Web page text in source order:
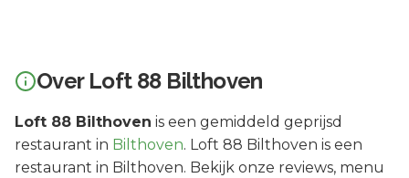
Over Loft 88 Bilthoven
Loft 88 Bilthoven is een gemiddeld geprijsd
restaurant in Bilthoven. Loft 88 Bilthoven is een
restaurant in Bilthoven. Bekijk onze reviews, menu